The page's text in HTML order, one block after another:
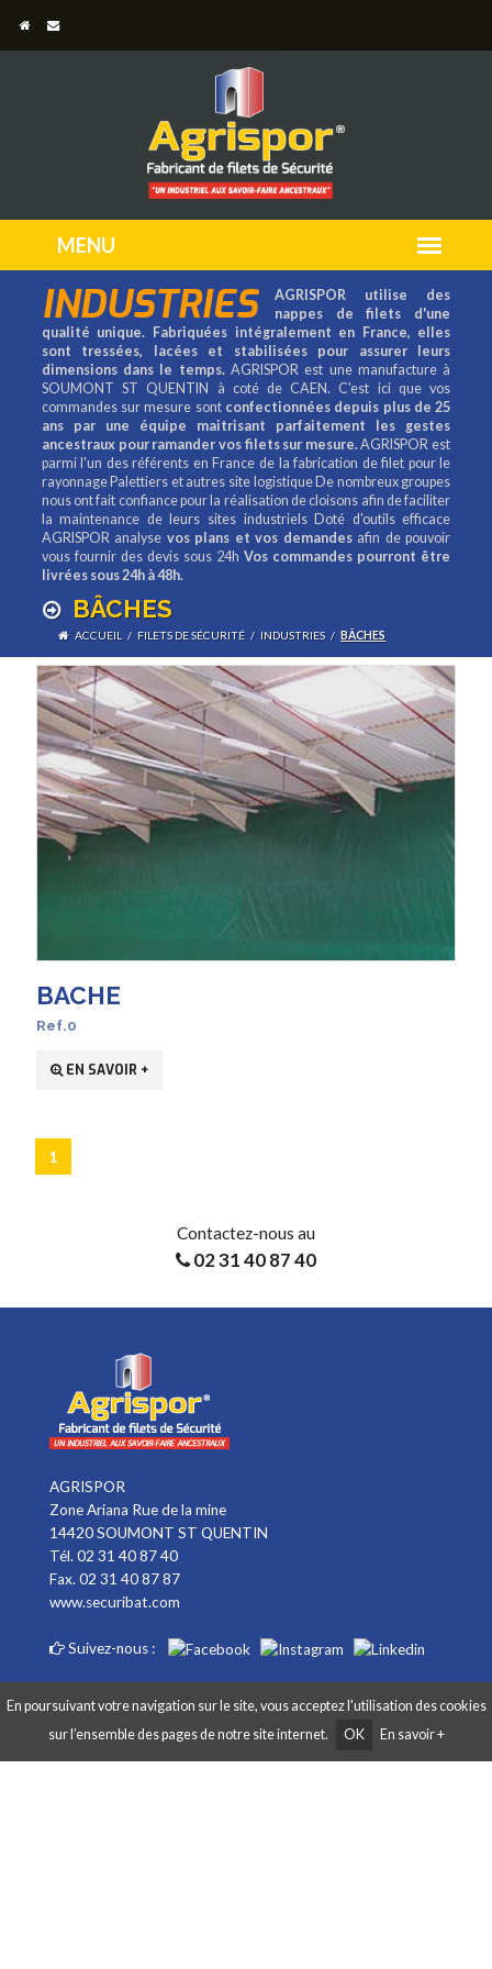
INDUSTRIES
AGRISPOR utilise des
nappes de filets d'une
qualité unique. Fabriquées intégralement en France, elles
sont tressées, lacées et stabilisées pour assurer leurs
dimensions dans le temps.AGRISPOR est une manufacture à
SOUMONT ST QUENTIN à coté de CAEN. C'est ici que vos
commandes sur mesure sont confectionnées depuis plus de 25
ans par une équipe maitrisant parfaitement les gestes
ancestraux pour ramander vos filets sur mesure.AGRISPOR est
parmi l'un des référents en France de la fabrication de filet pour le
rayonnage Palettiers et autres site logistique De nombreux groupes
nous ont fait confiance pour la réalisation de cloisons afin de faciliter
la maintenance de leurs sites industriels Doté d'outils efficace
AGRISPOR analyse vos plans et vos demandesafin de pouvoir
vous fournir des devis sous 24hVos commandes pourront être
livrées sous 24h à 48h.
BÂCHES
ACCUEIL / FILETS DE SÉCURITÉ / INDUSTRIES / BÂCHES
BACHE
Ref.0
EN SAVOIR +
1
Contactez-nous au
02 31 40 87 40
AGRISPOR
Zone Ariana Rue de la mine
14420 SOUMONT ST QUENTIN
Tél. 02 31 40 87 40
Fax. 02 31 40 87 87
www.securibat.com
Suivez-nous :
Copyright AGRISPOR 2018 © - Tous droits réservés - Site réalisé par Graphibox
En poursuivant votre navigation sur le site, vous acceptez l'utilisation des cookies
sur l’ensemble des pages de notre site internet.
OK En savoir +